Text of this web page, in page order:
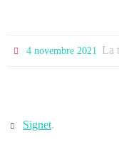
4 novembre 2021 La
Signet.